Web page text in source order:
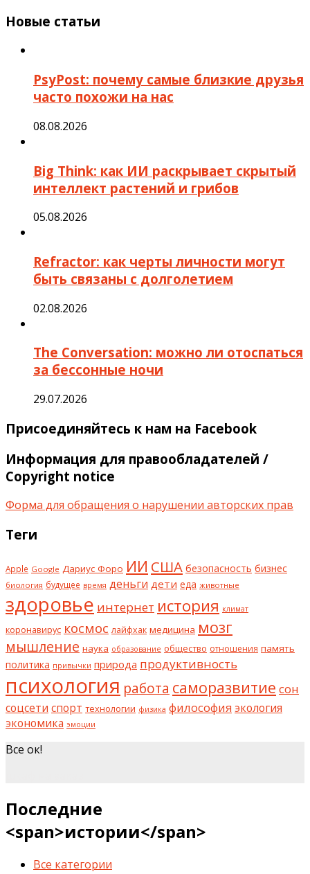
Новые статьи
PsyPost: почему самые близкие друзья
часто похожи на нас
08.08.2026
Big Think: как ИИ раскрывает скрытый
интеллект растений и грибов
05.08.2026
Refractor: как черты личности могут
быть связаны с долголетием
02.08.2026
The Conversation: можно ли отоспаться
за бессонные ночи
29.07.2026
Присоединяйтесь к нам на Facebook
Информация для правообладателей /
Copyright notice
Форма для обращения о нарушении авторских прав
Теги
Apple Google Дариус Форо ИИ США безопасность бизнес
биология будущее время деньги дети еда животные
здоровье интернет история климат
коронавирус космос лайфхак медицина мозг
мышление наука образование общество отношения память
политика привычки природа продуктивность
психология работа саморазвитие сон
соцсети спорт технологии физика философия экология
экономика эмоции
Все ок!
Последние
<span>истории</span>
Все категории